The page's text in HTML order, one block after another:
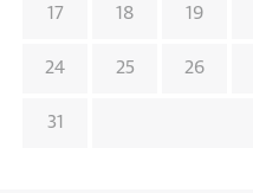
17 18 19
24 25 26
31